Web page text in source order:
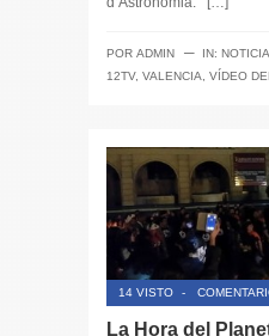
POR ADMIN ─ IN:
12TV, VALENCIA VÍDEO
14 VISTO -
La Hora del